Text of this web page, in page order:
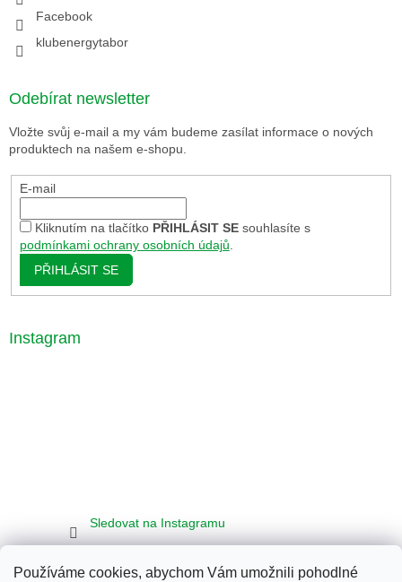
Používáme cookies, abychom Vám umožnili pohodlné
Facebook
klubenergytabor
Odebírat newsletter
Vložte svůj e-mail a my vám budeme zasílat informace o nových
produktech na našem e-shopu.
E-mail
Kliknutím na tlačítko PŘIHLÁSIT SEsouhlasíte s
podmínkami ochrany osobních údajů
PŘIHLÁSIT SE
Instagram
Sledovat na Instagramu
Seznam Google Bing